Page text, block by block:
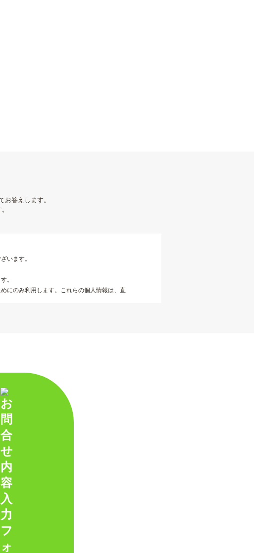
答えします。
います。
。
にのみ利用します。これらの個人情報は、直